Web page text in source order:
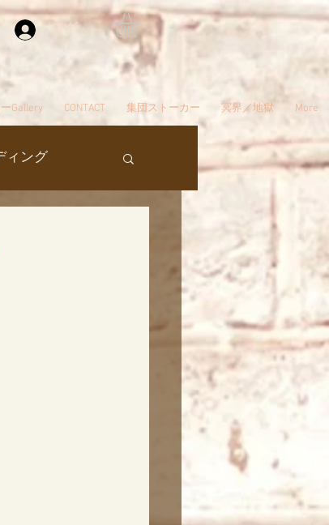
ログイン
Gallery CONTACT 集団ストーカー 冥界／地獄 More
ィング